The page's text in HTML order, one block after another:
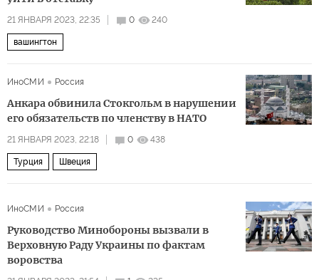
21 ЯНВАРЯ 2023, 22:35 0 240
вашингтон
ИноСМИ Россия
Анкара обвинила Стокгольм в нарушении
его обязательств по членству в НАТО
21 ЯНВАРЯ 2023, 22:18 0 438
Турция Швеция
ИноСМИ Россия
Руководство Минобороны вызвали в
Верховную Раду Украины по фактам
воровства